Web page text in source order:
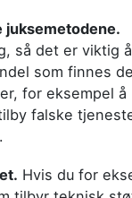
juksemetodene.
så det er viktig
som finnes
for eksempel å
falske
Hvis du for